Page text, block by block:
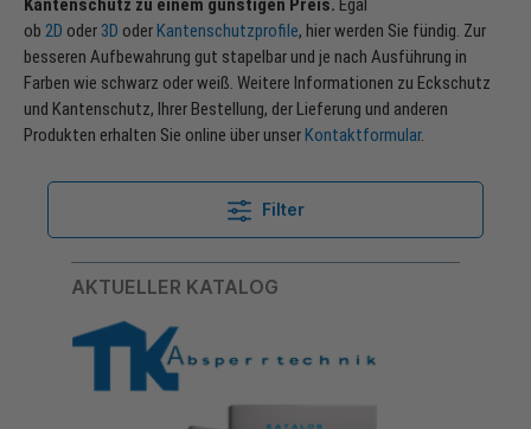
Filter
AKTUELLER KATALOG
Kantenschutz zu einem günstigen Preis. Egal
ob 2D oder 3D oder Kantenschutzprofile, hier werden Sie fündig. Zur
besseren Aufbewahrung gut stapelbar und je nach Ausführung in
Farben wie schwarz oder weiß. Weitere Informationen zu Eckschutz
und Kantenschutz, Ihrer Bestellung, der Lieferung und anderen
Produkten erhalten Sie online über unser Kontaktformular.